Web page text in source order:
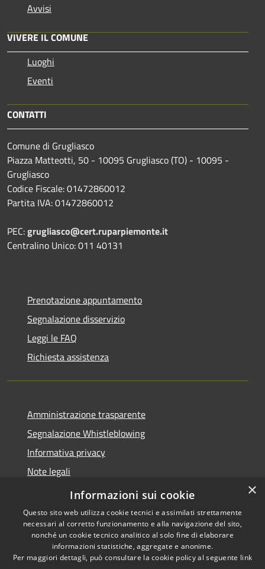
Avvisi
VIVERE IL COMUNE
Luoghi
Eventi
CONTATTI
Comune di Grugliasco
Piazza Matteotti, 50 - 10095 Grugliasco (TO) - 10095 -
Grugliasco
Codice Fiscale: 01472860012
Partita IVA: 01472860012
PEC:grugliasco@cert.ruparpiemonte.it
Centralino Unico: 011 40131
Prenotazione appuntamento
Segnalazione disservizio
Leggi le FAQ
Richiesta assistenza
Amministrazione trasparente
Segnalazione Whistleblowing
Informativa privacy
Note legali
Dichiarazione di accessibilità
Accessibilità
Copyright © 2020 •
Comune di Grugliasco •
×
Informazioni sui cookie
Questo sito web utilizza cookie tecnici e assimilati strettamente
necessari al corretto funzionamento e alla navigazione del sito,
nonché un cookie tecnico analitico al solo fine di elaborare
informazioni statistiche, aggregate e anonime.
Per maggiori dettagli, può consultare la cookie policy al seguente link